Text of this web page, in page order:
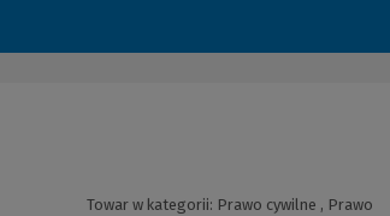
Towar w kategorii: Prawo cywilne , Prawo